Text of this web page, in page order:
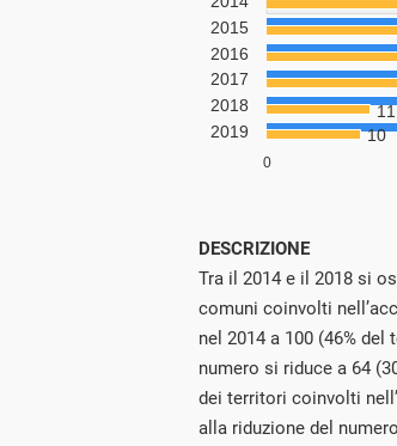
DESCRIZIONE
Tra il 2014 e il 2018 si
comuni coinvolti
nel 2014 a 100 (46% del
numero si riduce a 64
dei territori coinvolti
alla riduzione del